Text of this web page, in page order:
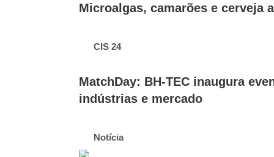
Microalgas, camarões e cerveja
CIS 24
MatchDay: BH-TEC inaugura
indústrias e mercado
Notícia